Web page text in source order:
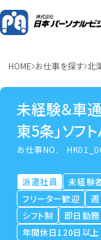
HOME お仕事を探す 北
未経験＆車
東5条」ソフ
売・接客
お仕事NO.
派遣社員 未経験
フリーター歓迎
週
シフト制
即日勤務
年間休日120日以上